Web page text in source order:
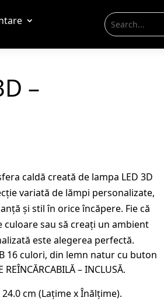
–
lei.
caldă creată de lampa LED 3D
variată de lămpi personalizate,
și stil în orice încăpere. Fie că
sau să creați un ambient
este alegerea perfectă.
16 culori, din lemn natur cu buton
– INCLUSĂ.
cm (Lațime x Înălțime).